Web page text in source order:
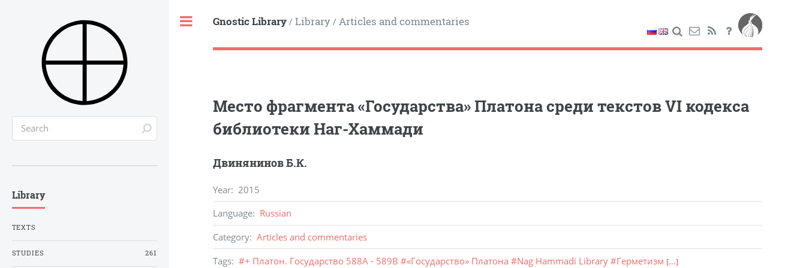
Gnostic Library/ Library/ Articles and commentaries
Место фрагмента «Государства» Платона среди текстов VI кодекса
библиотеки Наг-Хаммади
Двинянинов Б.К.
Year: 2015
Language: Russian
Category: Articles and commentaries
Tags: #+ Платон. Государство 588A - 589B #«Государство» Платона #Nag Hammadi Library #Герметизм [...]
Library
TEXTS
STUDIES 261
Toggle